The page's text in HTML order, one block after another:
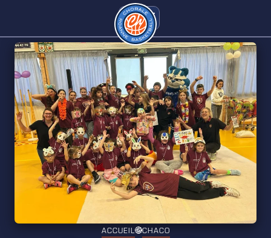
ACCUEIL CHACO